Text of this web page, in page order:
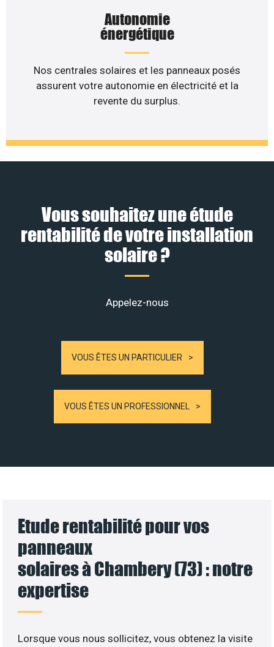
Autonomie
énergétique
Nos centrales solaires et les panneaux posés
assurent votre autonomie en électricité et la
revente du surplus.
Vous souhaitez une étude
rentabilité de votre installation
solaire ?
Appelez-nous
VOUS ÊTES UN PARTICULIER
VOUS ÊTES UN PROFESSIONNEL
Etude rentabilité pour vos
panneaux
solaires à Chambery (73) : notre
expertise
Lorsque vous nous sollicitez, vous obtenez la visite